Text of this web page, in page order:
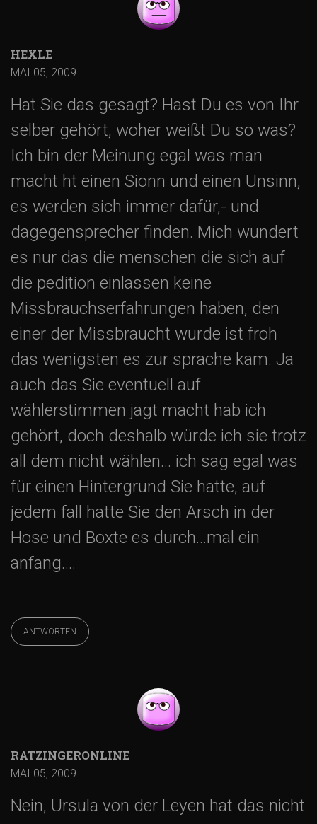
HEXLE
MAI 05, 2009
Hat Sie das gesagt? Hast Du es von Ihr
selber gehört, woher weißt Du so was?
Ich bin der Meinung egal was man
macht ht einen Sionn und einen Unsinn,
es werden sich immer dafür,- und
dagegensprecher finden. Mich wundert
es nur das die menschen die sich auf
die pedition einlassen keine
Missbrauchserfahrungen haben, den
einer der Missbraucht wurde ist froh
das wenigsten es zur sprache kam. Ja
auch das Sie eventuell auf
wählerstimmen jagt macht hab ich
gehört, doch deshalb würde ich sie trotz
all dem nicht wählen… ich sag egal was
für einen Hintergrund Sie hatte, auf
jedem fall hatte Sie den Arsch in der
Hose und Boxte es durch…mal ein
anfang….
ANTWORTEN
RATZINGERONLINE
MAI 05, 2009
Nein, Ursula von der Leyen hat das nicht